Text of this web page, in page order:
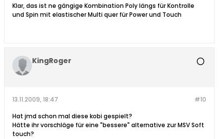
Klar, das ist ne gängige Kombination Poly längs für Kontrolle
und Spin mit elastischer Multi quer für Power und Touch
KingRoger
#10
13.11.2009, 18:47
Hat jmd schon mal diese kobi gespielt?
Hätte ihr vorschläge für eine "bessere" alternative zur MSV Soft
touch?